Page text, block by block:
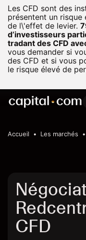
Les CFD sont des
présentent un
de l\'effet de levier.
d’investisseurs
tradant des CFD
vous demander si
des CFD et si vous
le risque élevé de
Accueil Les marchés
CFD